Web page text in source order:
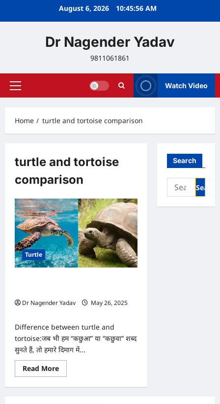
August 6, 2026 10:45:57 AM
Dr Nagender Yadav
9811061861
Primary
Watch Video
Home turtle and tortoise comparison
turtle and tortoise
comparison
Turtle
Dr Nagender Yadav
May 26, 2025
Difference between turtle and
tortoise:जब भी हम “कछुआ” या “कछुवा” शब्द
सुनते हैं, तो हमारे दिमाग में...
Read MoreRead
more
कछुआ
Search
Search
for: